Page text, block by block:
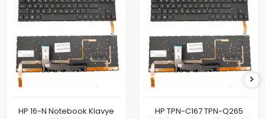
HP 16-N Notebook Klavye
HP TPN-C167 TPN-Q265